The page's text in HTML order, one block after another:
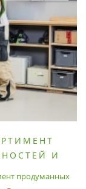
И
продуманных